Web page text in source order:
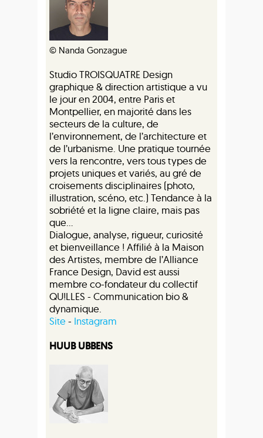
© Nanda Gonzague
Studio TROISQUATRE Design
graphique & direction artistique a vu
le jour en 2004, entre Paris et
Montpellier, en majorité dans les
secteurs de la culture, de
l’environnement, de l’architecture et
de l’urbanisme. Une pratique tournée
vers la rencontre, vers tous types de
projets uniques et variés, au gré de
croisements disciplinaires (photo,
illustration, scéno, etc.) Tendance à la
sobriété et la ligne claire, mais pas
que...
Dialogue, analyse, rigueur, curiosité
et bienveillance ! Affilié à la Maison
des Artistes, membre de l’Alliance
France Design, David est aussi
membre co-fondateur du collectif
QU!LLES - Communication bio &
dynamique.
Site - Instagram
HUUB UBBENS